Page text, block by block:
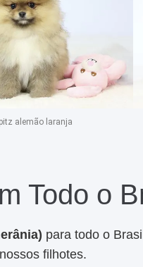
alemão laranja
Todo o
para todo o
filhotes.